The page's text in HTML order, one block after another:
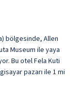
bölgesinde, Allen
Museum ile yaya
Bu otel Fela Kuti
pazarı ile 1 mi